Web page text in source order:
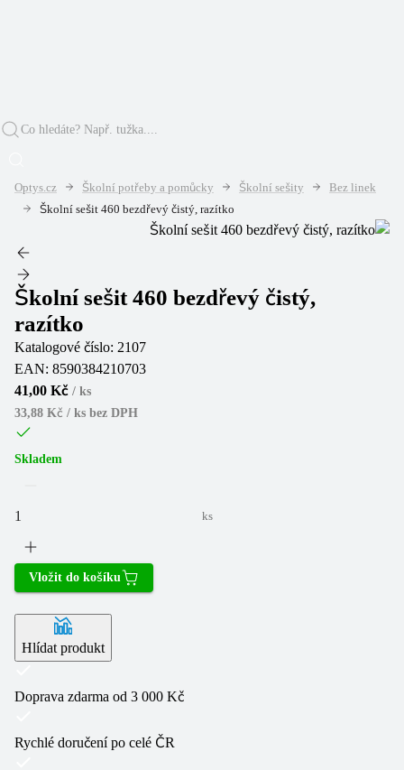
Optys.cz Školní potřeby a pomůcky Školní sešity
Bez linek
Školní sešit 460 bezdřevý čistý, razítko
Školní sešit 460 bezdřevý čistý,
razítko
Katalogové číslo: 2107
EAN: 8590384210703
41,00 Kč / ks
33,88 Kč / ks bez DPH
Skladem
ks
Vložit do košíku
Hlídat produkt
Doprava zdarma od 3 000 Kč
Rychlé doručení po celé ČR